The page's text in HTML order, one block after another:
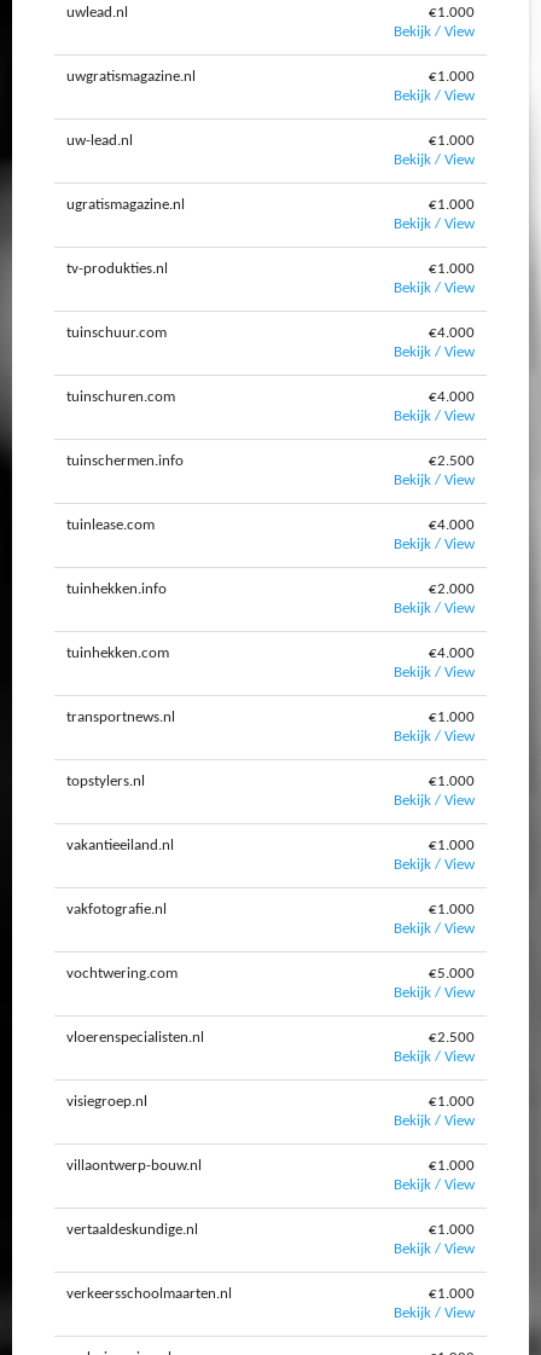
uwlead.nl
€1.000
Bekijk / View
uwgratismagazine.nl
€1.000
Bekijk / View
uw-lead.nl
€1.000
Bekijk / View
ugratismagazine.nl
€1.000
Bekijk / View
tv-produkties.nl
€1.000
Bekijk / View
tuinschuur.com
€4.000
Bekijk / View
tuinschuren.com
€4.000
Bekijk / View
tuinschermen.info
€2.500
Bekijk / View
tuinlease.com
€4.000
Bekijk / View
tuinhekken.info
€2.000
Bekijk / View
tuinhekken.com
€4.000
Bekijk / View
transportnews.nl
€1.000
Bekijk / View
topstylers.nl
€1.000
Bekijk / View
vakantieeiland.nl
€1.000
Bekijk / View
vakfotografie.nl
€1.000
Bekijk / View
vochtwering.com
€5.000
Bekijk / View
vloerenspecialisten.nl
€2.500
Bekijk / View
visiegroep.nl
€1.000
Bekijk / View
villaontwerp-bouw.nl
€1.000
Bekijk / View
vertaaldeskundige.nl
€1.000
Bekijk / View
verkeersschoolmaarten.nl
€1.000
Bekijk / View